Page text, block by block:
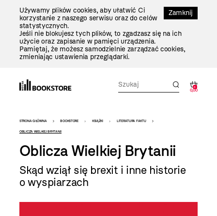
Zamknij
Używamy plików cookies, aby ułatwić Ci
korzystanie z naszego serwisu oraz do celów
statystycznych.
Jeśli nie blokujesz tych plików, to zgadzasz się na ich
użycie oraz zapisanie w pamięci urządzenia.
Pamiętaj, że możesz samodzielnie zarządzać cookies,
zmieniając ustawienia przeglądarki.
0
0,00
Bookstore
-
szablon
szczegóły
STRONA GŁÓWNA BOOKSTORE KSIĄŻKI LITERATURA FAKTU
OBLICZA WIELKIEJ BRYTANII
Oblicza Wielkiej Brytanii
Skąd wziął się brexit i inne historie
o wyspiarzach